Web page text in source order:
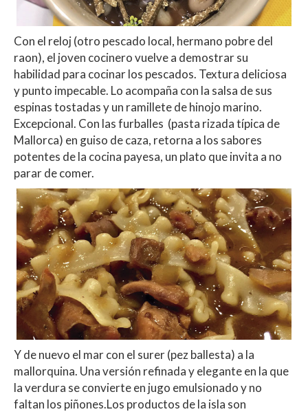
Con el reloj (otro pescado local, hermano pobre del
raon), el joven cocinero vuelve a demostrar su
habilidad para cocinar los pescados. Textura deliciosa
y punto impecable. Lo acompaña con la salsa de sus
espinas tostadas y un ramillete de hinojo marino.
Excepcional. Con las furballes (pasta rizada típica de
Mallorca) en guiso de caza, retorna a los sabores
potentes de la cocina payesa, un plato que invita a no
parar de comer.
Y de nuevo el mar con el surer (pez ballesta) a la
mallorquina. Una versión refinada y elegante en la que
la verdura se convierte en jugo emulsionado y no
faltan los piñones.Los productos de la isla son